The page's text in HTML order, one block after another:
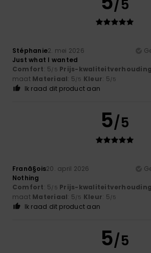
/5
Stéphanie2. mei 2026
Just what I wanted
Comfort: 5/5 Prijs-kwaliteitverhouding
maat Materiaal: 5/5 Kleur: 5/5
Ik raad dit product aan
5/5
Franã§ois20. april 2026
Nothing
Comfort: 5/5 Prijs-kwaliteitverhouding
maat Materiaal: 5/5 Kleur: 5/5
Ik raad dit product aan
5/5